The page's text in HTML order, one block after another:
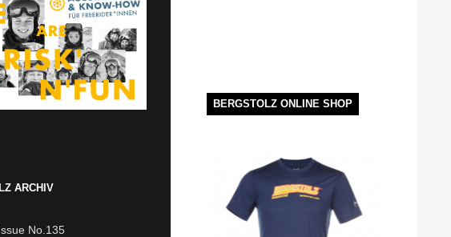
ARCHIV
No.135
BERGSTOLZ ONLINE SHOP